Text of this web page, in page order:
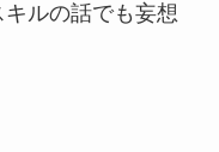
ルの話でも妄想